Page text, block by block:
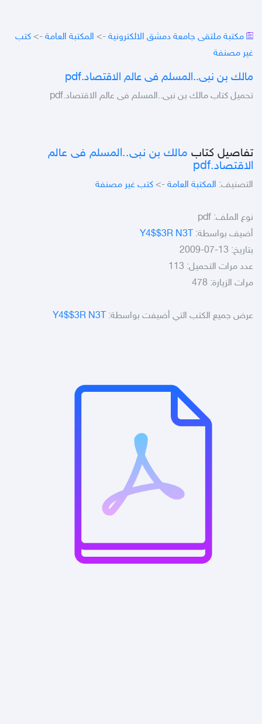
مكتبة ملتقى جامعة دمشق الالكترونية -> المكتبة العامة -> كتب
غير مصنفة
مالك بن نبى..المسلم فى عالم الاقتصاد.pdf
تحميل كتاب مالك بن نبى..المسلم فى عالم الاقتصاد.pdf
تفاصيل كتاب مالك بن نبى..المسلم فى عالم
الاقتصاد.pdf
التصنيف: المكتبة العامة -> كتب غير مصنفة
نوع الملف: pdf
أضيف بواسطة: Y4$$3R N3T
بتاريخ: 13-07-2009
عدد مرات التحميل: 113
مرات الزيارة: 478
عرض جميع الكتب التي أضيفت بواسطة: Y4$$3R N3T